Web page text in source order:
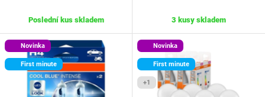
Poslední kus skladem 3 kusy skladem
Novinka
First minute
Novinka
First minute
+1